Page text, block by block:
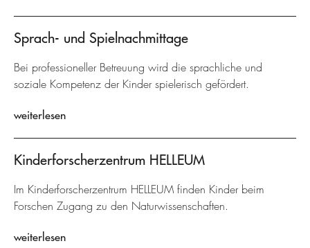
Sprach- und Spielnachmittage
Bei professioneller Betreuung wird die sprachliche und
soziale Kompetenz der Kinder spielerisch gefördert.
weiterlesen
Kinderforscherzentrum HELLEUM
Im Kinderforscherzentrum HELLEUM finden Kinder beim
Forschen Zugang zu den Naturwissenschaften.
weiterlesen